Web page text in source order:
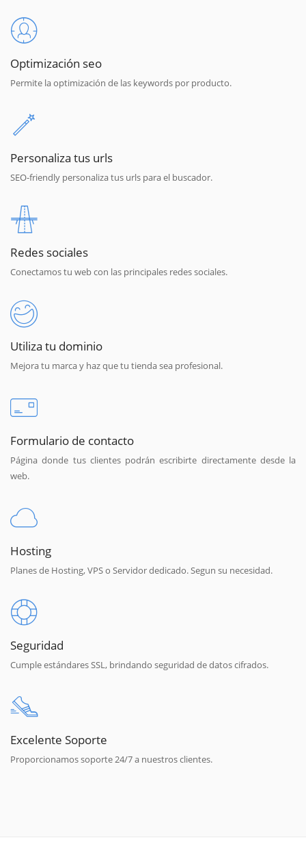
Optimización seo
Permite la optimización de las keywords por producto.
Personaliza tus urls
SEO-friendly personaliza tus urls para el buscador.
Redes sociales
Conectamos tu web con las principales redes sociales.
Utiliza tu dominio
Mejora tu marca y haz que tu tienda sea profesional.
Formulario de contacto
Página donde tus clientes podrán escribirte directamente desde la
web.
Hosting
Planes de Hosting, VPS o Servidor dedicado. Segun su necesidad.
Seguridad
Cumple estándares SSL, brindando seguridad de datos cifrados.
Excelente Soporte
Proporcionamos soporte 24/7 a nuestros clientes.